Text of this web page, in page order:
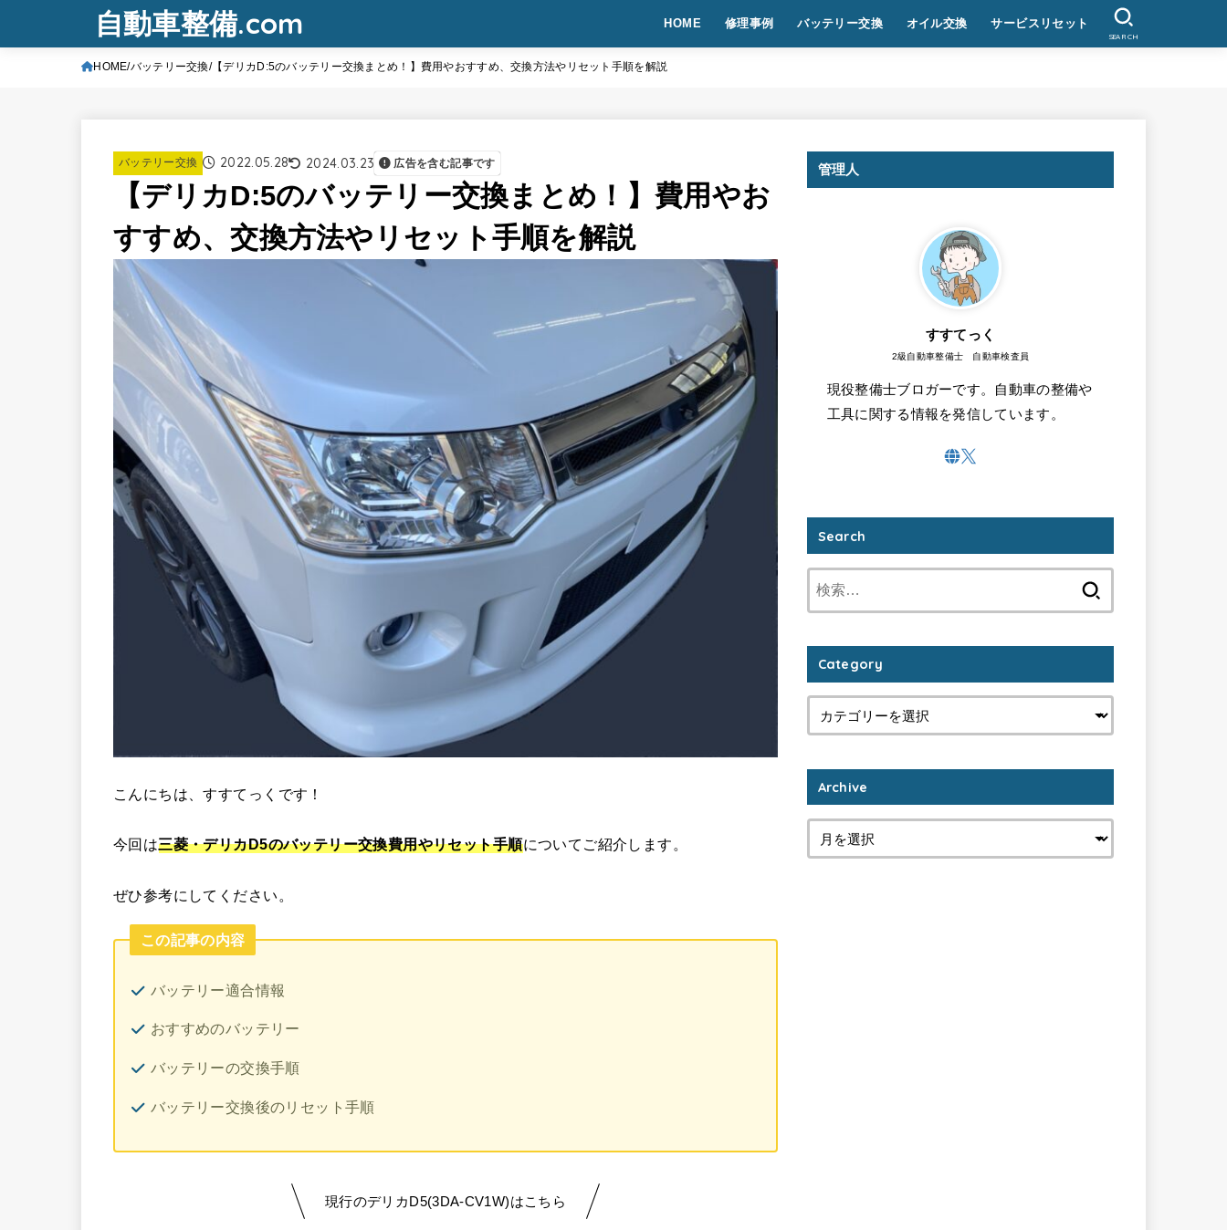
自動車整備.com HOME 修理事例 バッテリー交換 オイル交換 サービスリセット
SEARCH
HOME バッテリー交換 【デリカD:5のバッテリー交換まとめ！】費用やおすすめ、交換方法やリセット手順を解説
バッテリー交換 2022.05.28 2024.03.23 広告を含む記事です
【デリカD:5のバッテリー交換まとめ！】費用やお
すすめ、交換方法やリセット手順を解説
こんにちは、すすてっくです！
今回は三菱・デリカD5のバッテリー交換費用やリセット手順についてご紹介します。
ぜひ参考にしてください。
この記事の内容
バッテリー適合情報
おすすめのバッテリー
バッテリーの交換手順
バッテリー交換後のリセット手順
現行のデリカD5(3DA-CV1W)はこちら
管理人
すすてっく
2級自動車整備士 自動車検査員
現役整備士ブロガーです。自動車の整備や
工具に関する情報を発信しています。
Search
Category
Archive